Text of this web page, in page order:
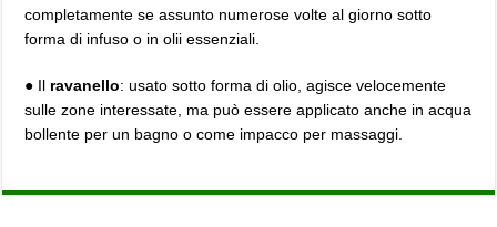
completamente se assunto numerose volte al giorno sotto
forma di infuso o in olii essenziali.
● Il ravanello: usato sotto forma di olio, agisce velocemente
sulle zone interessate, ma può essere applicato anche in acqua
bollente per un bagno o come impacco per massaggi.